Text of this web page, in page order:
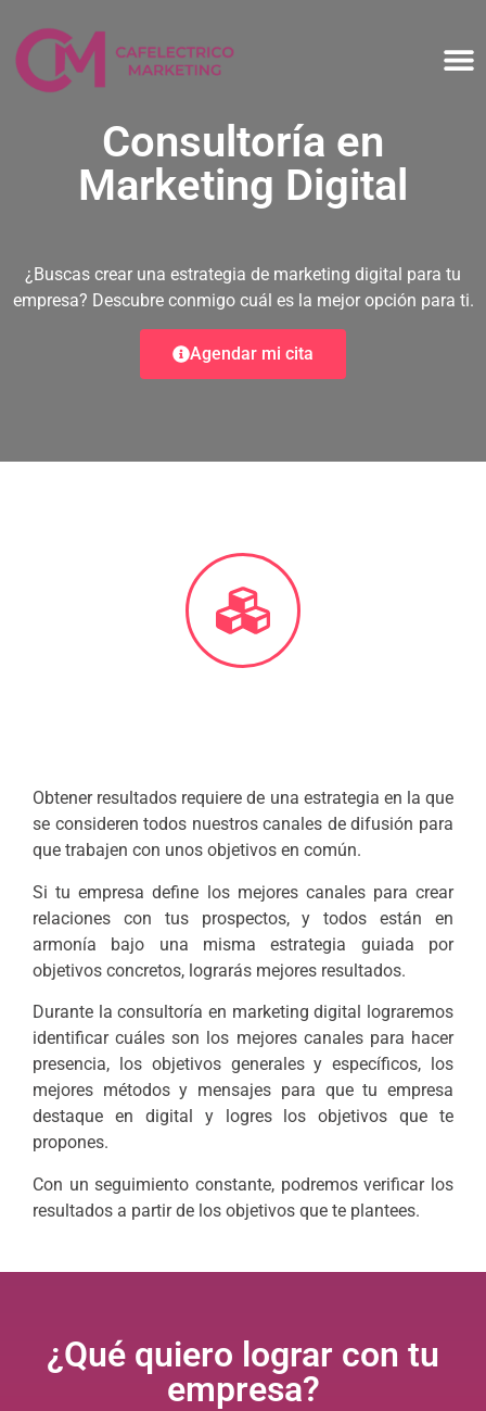
Consultoría en
Marketing Digital
¿Buscas crear una estrategia de marketing digital para tu
empresa? Descubre conmigo cuál es la mejor opción para ti.
Agendar mi cita
Obtener resultados requiere de una estrategia en la que
se consideren todos nuestros canales de difusión para
que trabajen con unos objetivos en común.
Si tu empresa define los mejores canales para crear
relaciones con tus prospectos, y todos están en
armonía bajo una misma estrategia guiada por
objetivos concretos, lograrás mejores resultados.
Durante la consultoría en marketing digital lograremos
identificar cuáles son los mejores canales para hacer
presencia, los objetivos generales y específicos, los
mejores métodos y mensajes para que tu empresa
destaque en digital y logres los objetivos que te
propones.
Con un seguimiento constante, podremos verificar los
resultados a partir de los objetivos que te plantees.
¿Qué quiero lograr con tu
empresa?